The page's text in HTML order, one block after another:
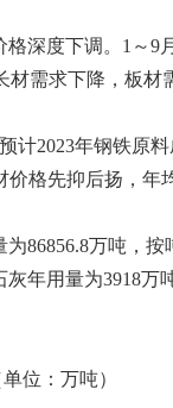
深度下调。1～
材需求下降，板
计2023年钢铁原
价格先抑后扬，年
86856.8万吨，
年用量为3918万
位：万吨）